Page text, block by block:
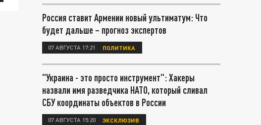
Россия ставит Армении новый ультиматум: Что
будет дальше – прогноз экспертов
07 АВГУСТА 17:21 ПОЛИТИКА
"Украина - это просто инструмент": Хакеры
назвали имя разведчика НАТО, который сливал
СБУ координаты объектов в России
07 АВГУСТА 15:20 ЭКСКЛЮЗИВ